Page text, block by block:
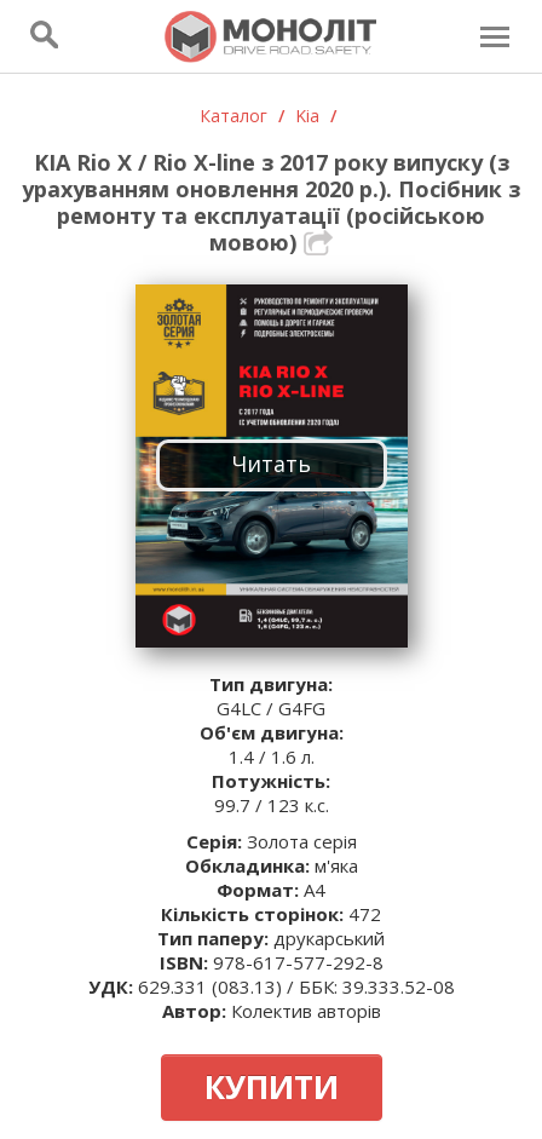
Каталог / Kia /
KIA Rio X / Rio X-line з 2017 року випуску (з
урахуванням оновлення 2020 р.). Посібник з
ремонту та експлуатації (російською
мовою)
Читать
Тип двигуна:
G4LC / G4FG
Об'єм двигуна:
1.4 / 1.6 л.
Потужність:
99.7 / 123 к.с.
Серія:Золота серія
Обкладинка:м'яка
Формат: A4
Кількість сторінок: 472
Тип паперу: друкарський
ISBN:978-617-577-292-8
УДК:629.331 (083.13) / ББК: 39.333.52-08
Автор:Колектив авторів
КУПИТИ